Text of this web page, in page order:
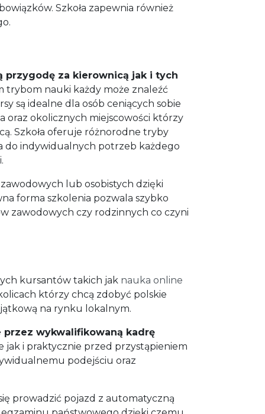
Szkoła zapewnia również
przygodę za kierownicą jak i tych
trybom nauki każdy może znaleźć
są idealne dla osób ceniących sobie
oraz okolicznych miejscowości którzy
Szkoła oferuje różnorodne tryby
do indywidualnych potrzeb każdego
lub osobistych dzięki
forma szkolenia pozwala szybko
zawodowych czy rodzinnych co czyni
kursantów takich jak nauka online
którzy chcą zdobyć polskie
na rynku lokalnym.
wykwalifikowaną kadrę
jak i praktycznie przed przystąpieniem
podejściu oraz
prowadzić pojazd z automatyczną